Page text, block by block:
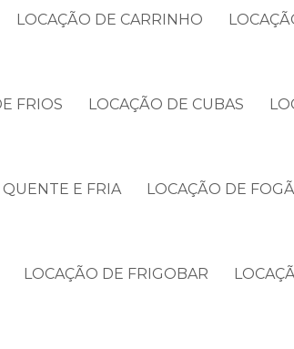
LOCAÇÃO DE CARRINHO
FRIOS LOCAÇÃO DE CUBAS
E FRIA LOCAÇÃO DE
LOCAÇÃO DE FRIGOBAR